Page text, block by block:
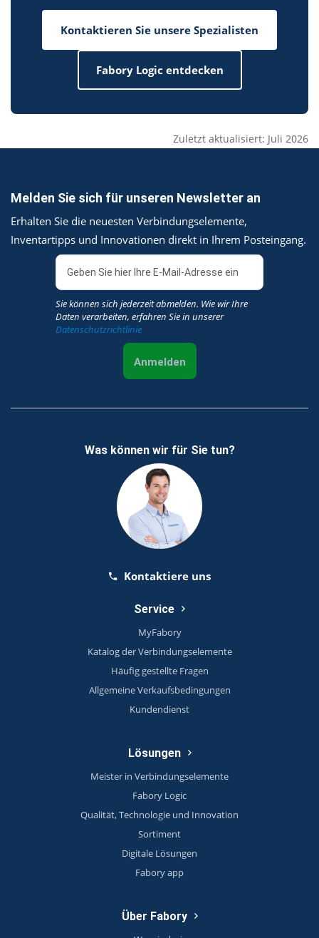
Kontaktieren Sie unsere Spezialisten
Fabory Logic entdecken
Zuletzt aktualisiert: Juli 2026
Melden Sie sich für unseren Newsletter an
Erhalten Sie die neuesten Verbindungselemente,
Inventartipps und Innovationen direkt in Ihrem Posteingang.
Sie können sich jederzeit abmelden. Wie wir Ihre
Daten verarbeiten, erfahren Sie in unserer
Datenschutzrichtlinie
Anmelden
Was können wir für Sie tun?
Kontaktiere uns
Service
MyFabory
Katalog der Verbindungselemente
Häufig gestellte Fragen
Allgemeine Verkaufsbedingungen
Kundendienst
Lösungen
Meister in Verbindungselemente
Fabory Logic
Qualität, Technologie und Innovation
Sortiment
Digitale Lösungen
Fabory app
Über Fabory